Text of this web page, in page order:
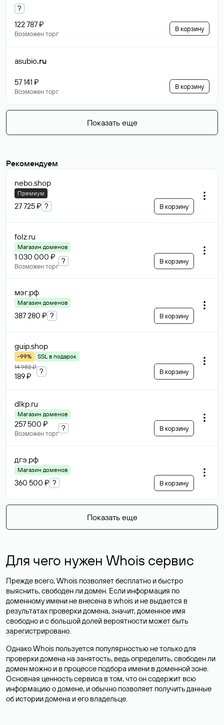
?
122 787 ₽
Возможен торг
В корзину
asubio.ru
57 141 ₽
Возможен торг
В корзину
Показать еще
Рекомендуем
nebo.shop
Премиум
27 725 ₽ ? В корзину
folz.ru
Магазин доменов
1 030 000 ₽
Возможен торг
? В корзину
мэг.рф
Магазин доменов
387 280 ₽ ? В корзину
guip.shop
-99%
SSL в подарок
14 982 ₽
189 ₽
? В корзину
dlkp.ru
Магазин доменов
257 500 ₽
Возможен торг
? В корзину
дгэ.рф
Магазин доменов
360 500 ₽ ? В корзину
Показать еще
Для чего нужен Whois сервис
Прежде всего, Whois позволяет бесплатно и быстро
выяснить, свободен ли домен. Если информация по
доменному имени не внесена в whois и не выдается в
результатах проверки домена, значит, доменное имя
свободно и с большой долей вероятности может быть
зарегистрировано.
Однако Whois пользуется популярностью не только для
проверки домена на занятость, ведь определить, свободен ли
домен можно и в процессе подбора имени в доменной зоне.
Основная ценность сервиса в том, что он содержит всю
информацию о домене, и обычно позволяет получить данные
об истории домена и его владельце.